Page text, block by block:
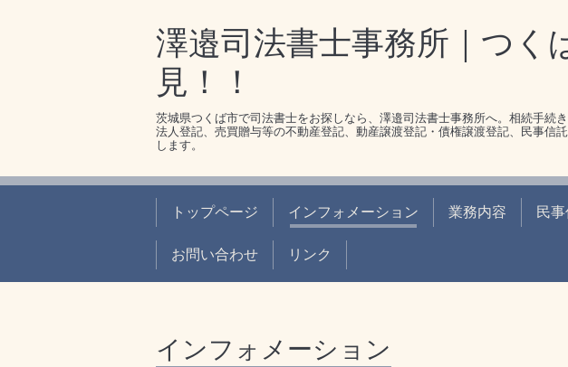
澤邉司法書士事務所｜つく
見！！
茨城県つくば市で司法書士をお探しなら、澤邉司法書士事務所へ。相続手続
法人登記、売買贈与等の不動産登記、動産譲渡登記・債権譲渡登記、民事信
します。
トップページ インフォメーション 業務内容 民
お問い合わせ リンク
インフォメーション